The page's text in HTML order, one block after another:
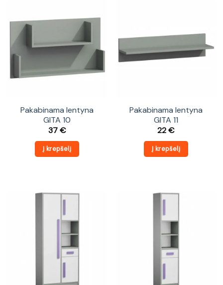
Pakabinama lentyna
GITA 10
37€
Į krepšelį
Pakabinama lentyna
GITA 11
22€
Į krepšelį